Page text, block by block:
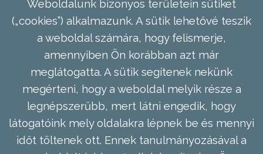
Weboldalunk bizonyos területein sütiket
(„cookies”) alkalmazunk. A sütik lehetővé teszik
a weboldal számára, hogy felismerje,
amennyiben Ön korábban azt már
meglátogatta. A sütik segítenek nekünk
megérteni, hogy a weboldal melyik része a
legnépszerűbb, mert látni engedik, hogy
látogatóink mely oldalakra lépnek be és mennyi
időt töltenek ott. Ennek tanulmányozásával a